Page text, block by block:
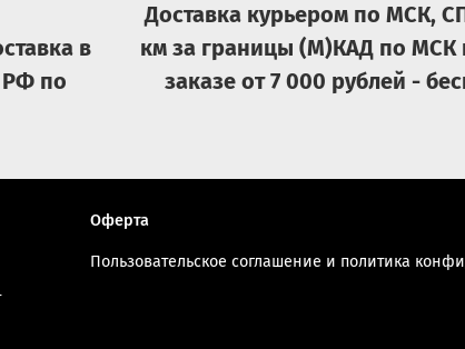
в
РФ по
Доставка курьером по МСК,
км за границы (М)КАД по МСК
заказе от 7 000 рублей -
Оферта
Пользовательское соглашение и политика